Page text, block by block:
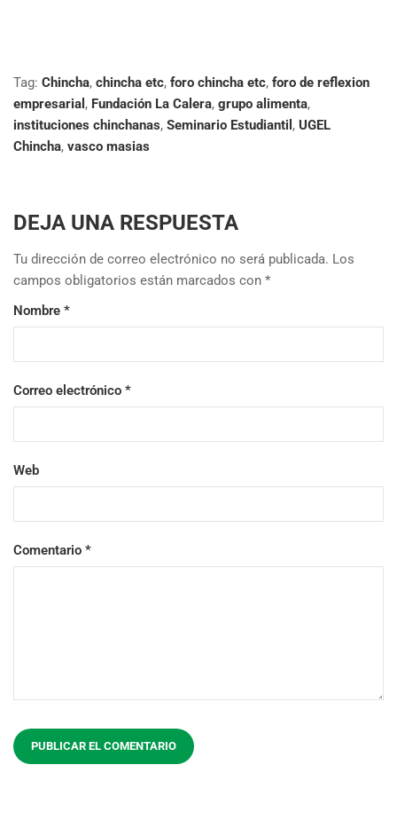
Tag: Chincha, chincha etc, foro chincha etc, foro de reflexion
empresarial , Fundación La Calera, grupo alimenta,
instituciones chinchanas, Seminario Estudiantil , UGEL
Chincha, vasco masias
DEJA UNA RESPUESTA
Tu dirección de correo electrónico no será publicada. Los
campos obligatorios están marcados con *
Nombre *
Correo electrónico *
Web
Comentario *